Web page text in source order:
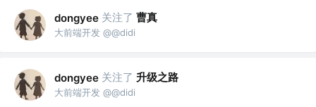
dongyee 关注了 曹真
大前端开发 @@didi
dongyee 关注了 升级之路
大前端开发 @@didi